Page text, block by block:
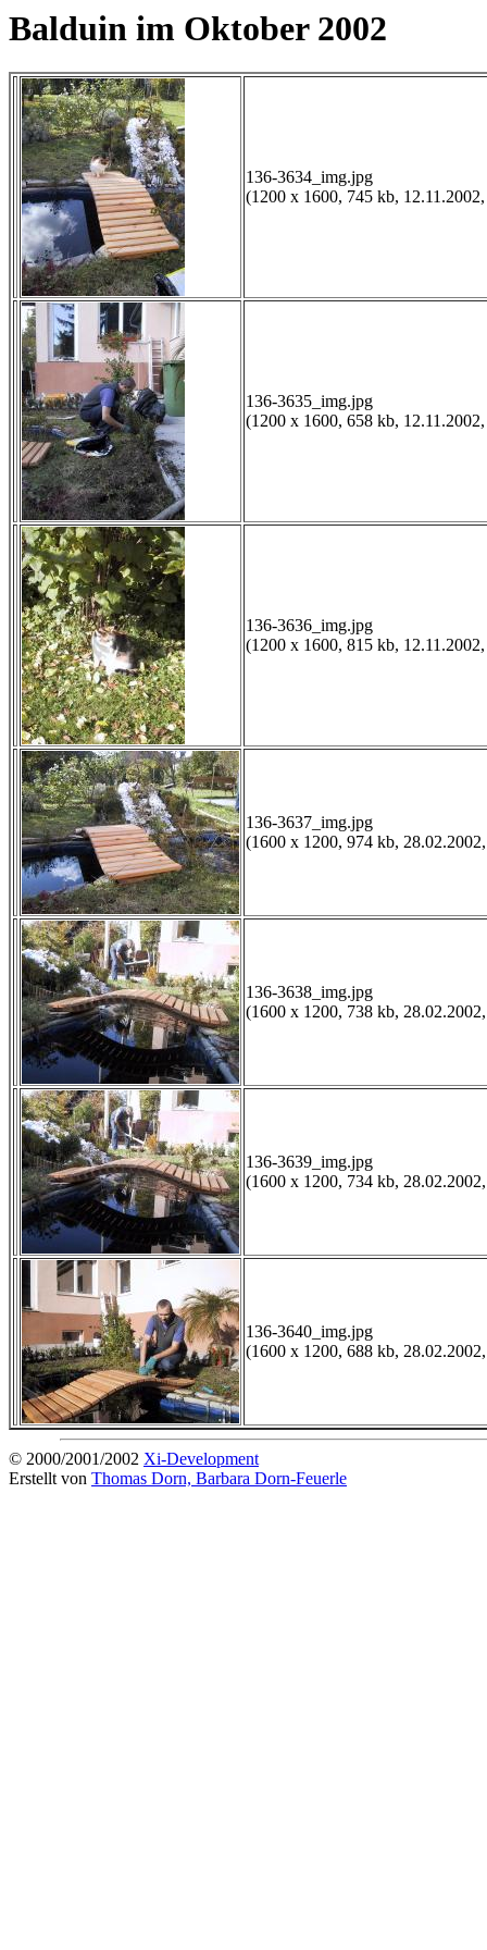
Balduin im Oktober 2002
136-3634_img.jpg
(1200 x 1600, 745 kb,
136-3635_img.jpg
(1200 x 1600, 658 kb,
136-3636_img.jpg
(1200 x 1600, 815 kb,
136-3637_img.jpg
(1600 x 1200, 974 kb,
136-3638_img.jpg
(1600 x 1200, 738 kb,
136-3639_img.jpg
(1600 x 1200, 734 kb,
136-3640_img.jpg
(1600 x 1200, 688 kb,
© 2000/2001/2002 Xi-Development
Erstellt von Thomas Dorn, Barbara Dorn-Feuerle